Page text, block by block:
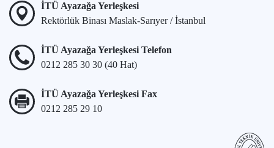
İTÜ Ayazağa Yerleşkesi
Rektörlük Binası Maslak-Sarıyer / İstanbul
İTÜ Ayazağa Yerleşkesi Telefon
0212 285 30 30 (40 Hat)
İTÜ Ayazağa Yerleşkesi Fax
0212 285 29 10